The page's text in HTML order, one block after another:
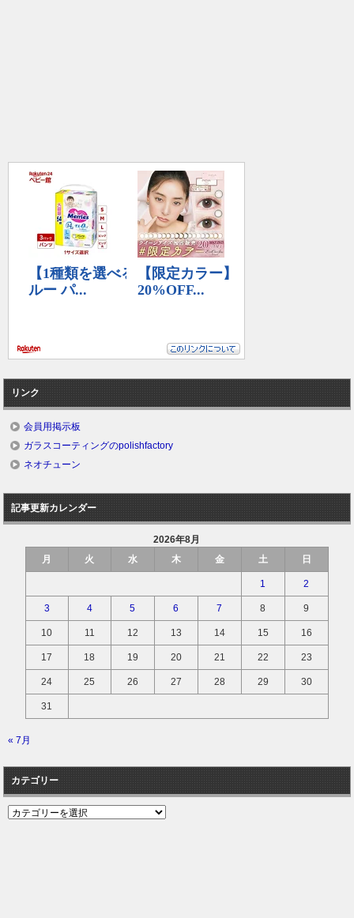
リンク
会員用掲示板
ガラスコーティングのpolishfactory
ネオチューン
記事更新カレンダー
2026年8月
月
火 水 木 金 土 日
1 2
3 4 5 6 7 8 9
10 11 12 13 14 15 16
17 18 19 20 21 22 23
24 25 26 27 28 29 30
31
« 7月
カテゴリー
カ